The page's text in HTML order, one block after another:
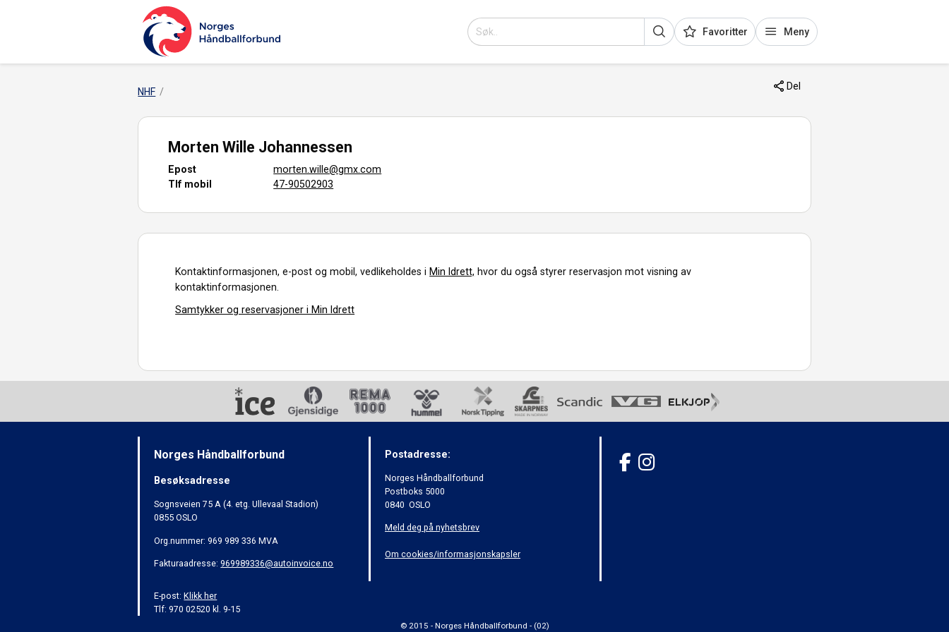
Favoritter Meny
NHF Del
Morten Wille Johannessen
Epost
morten.wille@gmx.com
Tlf mobil
47-90502903
Kontaktinformasjonen, e-post og mobil, vedlikeholdes i Min Idrett, hvor du også styrer reservasjon mot visning av
kontaktinformasjonen.
Samtykker og reservasjoner i Min Idrett
Norges Håndballforbund
Besøksadresse
Sognsveien 75 A (4. etg. Ullevaal Stadion)
0855 OSLO
Org.nummer: 969 989 336 MVA
Fakturaadresse:969989336@autoinvoice.no
E-post:Klikk her
Tlf: 970 02520 kl. 9-15
Postadresse:
Norges Håndballforbund
Postboks 5000
0840 OSLO
Meld deg på nyhetsbrev
Om cookies/informasjonskapsler
© 2015 - Norges Håndballforbund - (02)